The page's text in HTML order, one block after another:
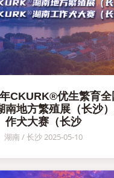
CKURK®优生繁育
南地方繁殖展（长沙
作犬大赛（长沙
湖南 / 长沙 2025-05-10